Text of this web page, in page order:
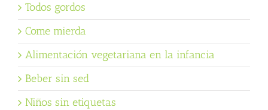
Todos gordos
Come mierda
Alimentación vegetariana en la infancia
Beber sin sed
Niños sin etiquetas